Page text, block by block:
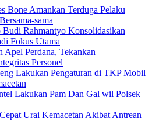
Bone Amankan Terduga Pelaku
sama
Rahmantyo Konsolidasikan
Fokus Utama
Apel Perdana, Tekankan
Personel
Lakukan Pengaturan di TKP Mobil
Lakukan Pam Dan Gal wil Polsek
Urai Kemacetan Akibat Antrean